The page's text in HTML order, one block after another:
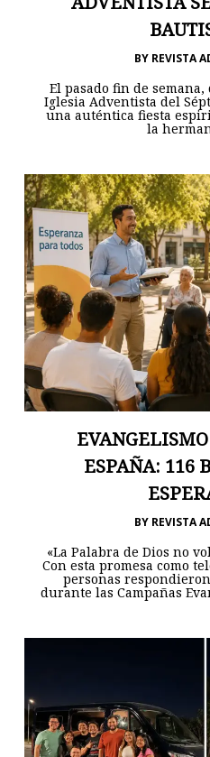
BY REVISTA
El pasado fin de
Iglesia Adventista del
una auténtica fiesta
la
ESPAÑA: 116
BY REVISTA
«La Palabra de Dios no
Con esta promesa como
personas
durante las Campañas